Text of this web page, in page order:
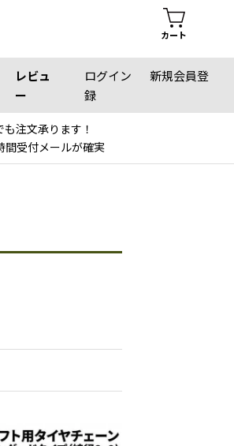
カート
レビュ
ー
ログイン
新規会員登
録
注文承ります！
間受付メールが確実